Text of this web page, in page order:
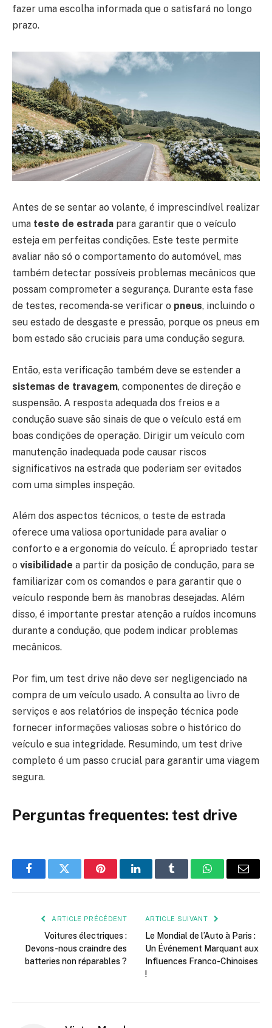
fazer uma escolha informada que o satisfará no longo
prazo.
Antes de se sentar ao volante, é imprescindível realizar
uma teste de estrada para garantir que o veículo
esteja em perfeitas condições. Este teste permite
avaliar não só o comportamento do automóvel, mas
também detectar possíveis problemas mecânicos que
possam comprometer a segurança. Durante esta fase
de testes, recomenda-se verificar o pneus, incluindo o
seu estado de desgaste e pressão, porque os pneus em
bom estado são cruciais para uma condução segura.
Então, esta verificação também deve se estender a
sistemas de travagem, componentes de direção e
suspensão. A resposta adequada dos freios e a
condução suave são sinais de que o veículo está em
boas condições de operação. Dirigir um veículo com
manutenção inadequada pode causar riscos
significativos na estrada que poderiam ser evitados
com uma simples inspeção.
Além dos aspectos técnicos, o teste de estrada
oferece uma valiosa oportunidade para avaliar o
conforto e a ergonomia do veículo. É apropriado testar
o visibilidade a partir da posição de condução, para se
familiarizar com os comandos e para garantir que o
veículo responde bem às manobras desejadas. Além
disso, é importante prestar atenção a ruídos incomuns
durante a condução, que podem indicar problemas
mecânicos.
Por fim, um test drive não deve ser negligenciado na
compra de um veículo usado. A consulta ao livro de
serviços e aos relatórios de inspeção técnica pode
fornecer informações valiosas sobre o histórico do
veículo e sua integridade. Resumindo, um test drive
completo é um passo crucial para garantir uma viagem
segura.
Perguntas frequentes: test drive
FacebookTwitter PinterestLinkedInTumblr WhatsApp
E-
ARTICLE PRÉCÉDENT
Voitures électriques :
Devons-nous craindre des
batteries non réparables ?
ARTICLE SUIVANT
Le Mondial de l’Auto à Paris :
Un Événement Marquant aux
Influences Franco-Chinoises
!